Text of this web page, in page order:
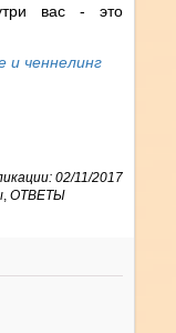
вас - это
и ченнелинг
02/11/2017
,ОТВЕТЫ